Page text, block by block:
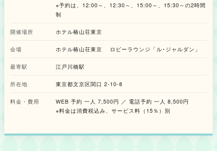
るでコース料理のように”楽しめる仕立てとしました。 まずアミューズに
は、なめらかなじゃがいものスープに、鯛ブランダードのコロッケを合わせ
ンドの各プレートには、それぞれに趣向を凝らしたメニューが揃えられまし
品揃えられました。春らしい華やかな彩りとともに、食事としての満足感が
味わえる構成です。明太子ソースをまとったバンズで、鯛のフライとタルタ
タ）の中にガーリックソテーした春キャベツやアスパラガスを詰めた「コン
す。 中段には、桜といちごの優しい香りが広がるスコーンとクッキーを用
んだ甘酸っぱいいちごスコーンの2種に加え、桜型のクッキーにドライチェ
リーやドライいちご、ラム酒香るバタークリームを挟んだ「桜クッキー」を
いちごのジューシーさと桜の華やかさが主役のスイーツ4種をご用意しまし
※予約は、12:00～、12:30～、15:00～、15:30～の2時間
制
開催場所 ホテル椿山荘東京
会場 ホテル椿山荘東京 ロビーラウンジ「ル･ジャルダン」
最寄駅 江戸川橋駅
所在地 東京都文京区関口 2-10-8
料金・費用
WEB 予約 一人 7,500円 ／ 電話予約 一人 8,500円
※料金は消費税込み、サービス料（15％）別